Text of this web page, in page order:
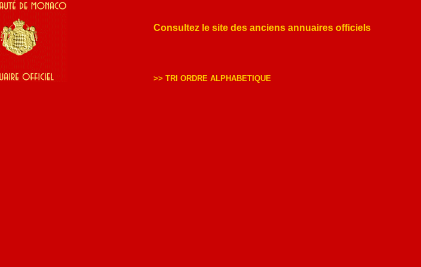
Consultez le site des anciens annuaires officiels
>> TRI ORDRE ALPHABETIQUE